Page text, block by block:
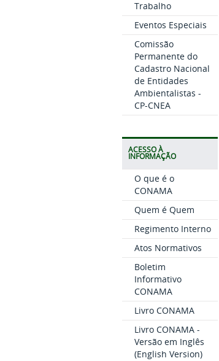
Trabalho
Eventos Especiais
Comissão
Permanente do
Cadastro Nacional
de Entidades
Ambientalistas -
CP-CNEA
ACESSO À
INFORMAÇÃO
O que é o
CONAMA
Quem é Quem
Regimento Interno
Atos Normativos
Boletim
Informativo
CONAMA
Livro CONAMA
Livro CONAMA -
Versão em Inglês
(English Version)